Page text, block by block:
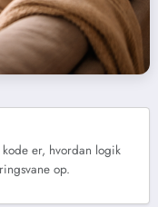
er, hvordan logik
op.